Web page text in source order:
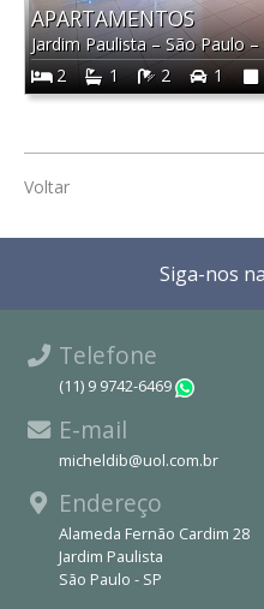
APARTAMENTOS
Jardim Paulista–São Paulo–
2
1 2 1
Voltar
Siga-nos
Telefone
(11) 9 9742-6469
E-mail
micheldib@uol.com.br
Endereço
Alameda Fernão Cardim 28
Jardim Paulista
São Paulo - SP